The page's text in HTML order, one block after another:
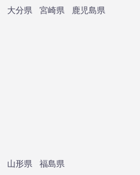
大分県 宮崎県
鹿児島県
山形県
福島県